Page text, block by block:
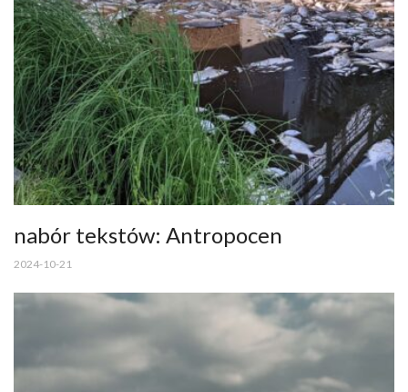
nabór tekstów: Antropocen
2024-10-21